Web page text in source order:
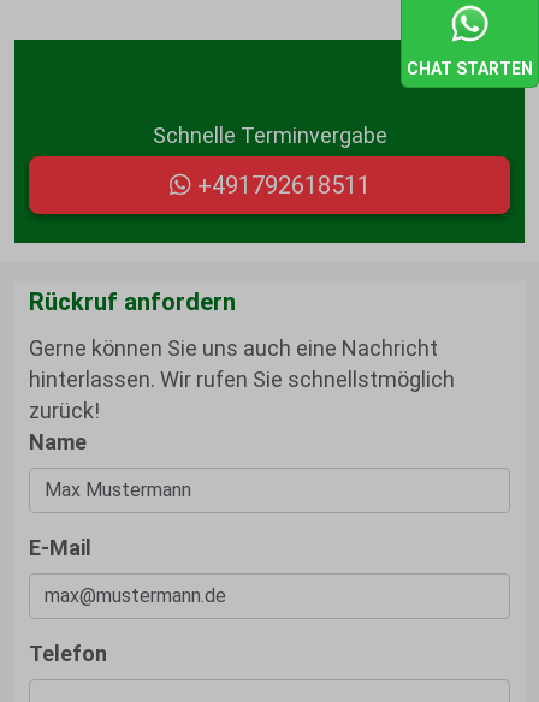
CHAT STARTEN
Schicken Sie uns gerne eine WhatsApp:
Schnelle Terminvergabe
+491792618511
Rückruf anfordern
Gerne können Sie uns auch eine Nachricht
hinterlassen. Wir rufen Sie schnellstmöglich
zurück!
Name
E-Mail
Telefon